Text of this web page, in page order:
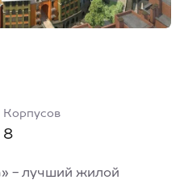
Корпусов
8
- лучший жилой